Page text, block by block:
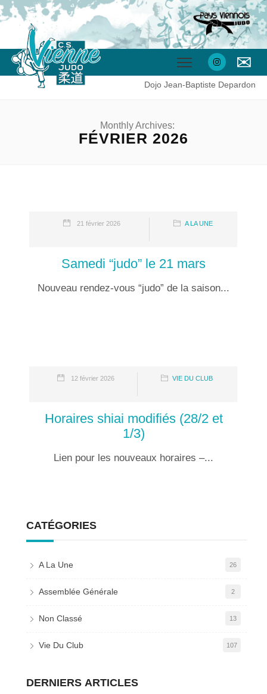
✉
Dojo Jean-Baptiste Depardon
Monthly Archives:
FÉVRIER 2026
21 février 2026 A LA UNE
Samedi “judo” le 21 mars
Nouveau rendez-vous “judo” de la saison...
12 février 2026 VIE DU CLUB
Horaires shiai modifiés (28/2 et
1/3)
Lien pour les nouveaux horaires –...
CATÉGORIES
A La Une 26
Assemblée Générale 2
Non Classé 13
Vie Du Club 107
DERNIERS ARTICLES